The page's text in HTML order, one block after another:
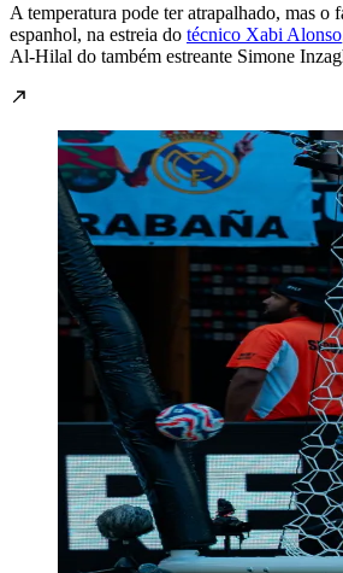
A temperatura pode ter atrapalhado, mas o
espanhol, na estreia do técnico Xabi Alonso
Al-Hilal do também estreante Simone